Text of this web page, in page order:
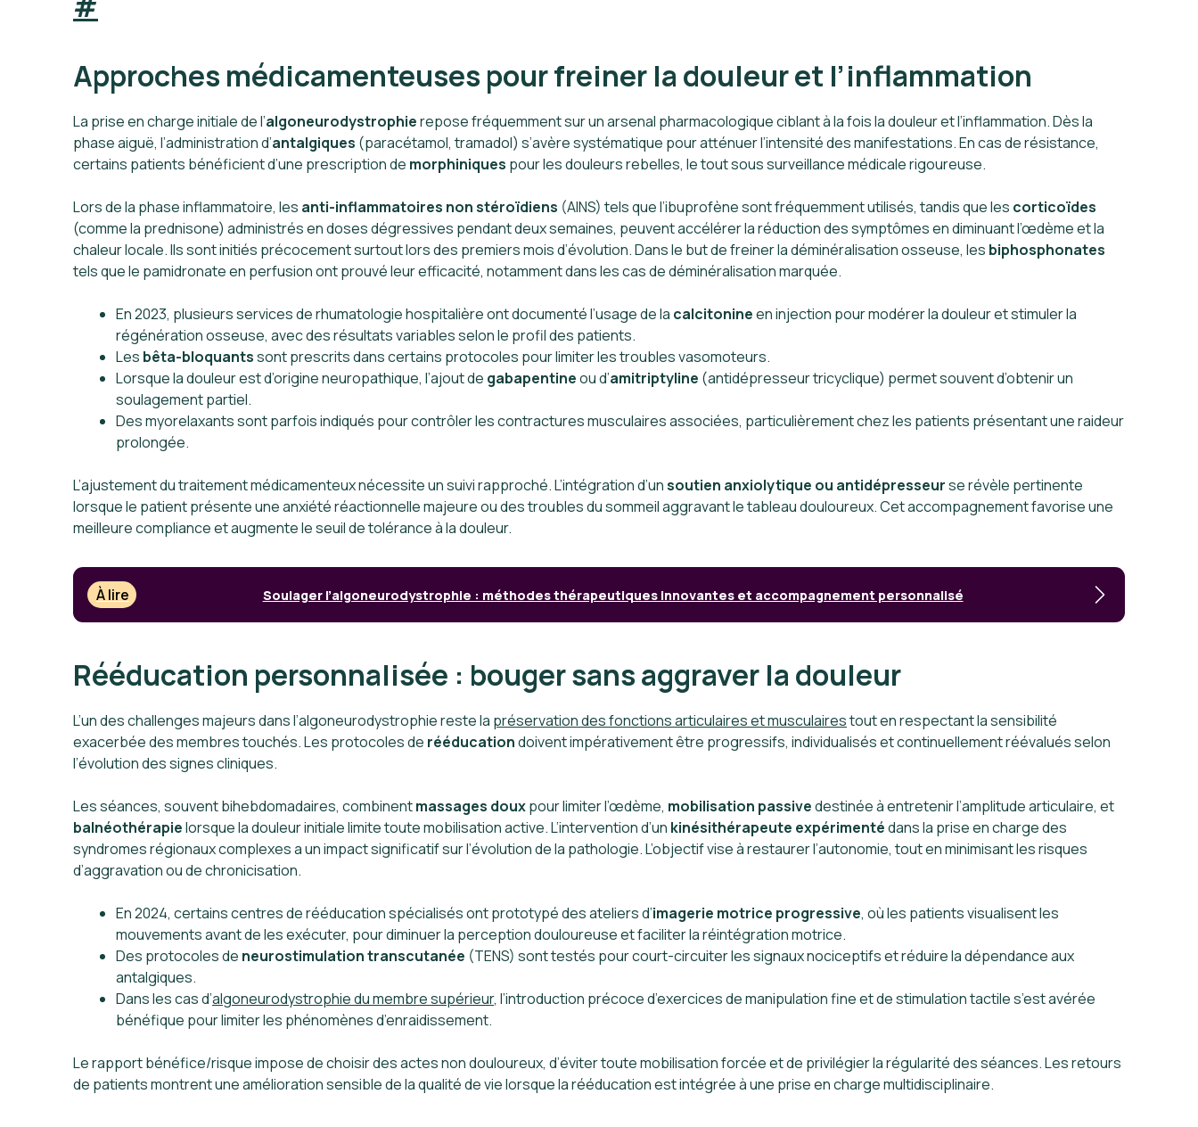
Approches médicamenteuses pour freiner la douleur et l’inflammation
La prise en charge initiale de l’algoneurodystrophierepose fréquemment sur un arsenal pharmacologique ciblant à la fois la douleur et l’inflammation. Dès la
phase aiguë, l’administration d’antalgiques (paracétamol, tramadol) s’avère systématique pour atténuer l’intensité des manifestations. En cas de résistance,
certains patients bénéficient d’une prescription de morphiniques pour les douleurs rebelles, le tout sous surveillance médicale rigoureuse.
Lors de la phase inflammatoire, les anti-inflammatoires non stéroïdiens (AINS) tels que l’ibuprofène sont fréquemment utilisés, tandis que les corticoïdes
(comme la prednisone) administrés en doses dégressives pendant deux semaines, peuvent accélérer la réduction des symptômes en diminuant l’œdème et la
chaleur locale. Ils sont initiés précocement surtout lors des premiers mois d’évolution. Dans le but de freiner la déminéralisation osseuse, les biphosphonates
tels que le pamidronate en perfusion ont prouvé leur efficacité, notamment dans les cas de déminéralisation marquée.
En 2023, plusieurs services de rhumatologie hospitalière ont documenté l’usage de la calcitonineen injection pour modérer la douleur et stimuler la
régénération osseuse, avec des résultats variables selon le profil des patients.
Les bêta-bloquantssont prescrits dans certains protocoles pour limiter les troubles vasomoteurs.
Lorsque la douleur est d’origine neuropathique, l’ajout de gabapentineou d’amitriptyline (antidépresseur tricyclique) permet souvent d’obtenir un
soulagement partiel.
Des myorelaxants sont parfois indiqués pour contrôler les contractures musculaires associées, particulièrement chez les patients présentant une raideur
prolongée.
L’ajustement du traitement médicamenteux nécessite un suivi rapproché. L’intégration d’unsoutien anxiolytique ou antidépresseurse révèle pertinente
lorsque le patient présente une anxiété réactionnelle majeure ou des troubles du sommeil aggravant le tableau douloureux. Cet accompagnement favorise une
meilleure compliance et augmente le seuil de tolérance à la douleur.
À lire Soulager l’algoneurodystrophie : méthodes thérapeutiques innovantes et accompagnement personnalisé
Rééducation personnalisée : bouger sans aggraver la douleur
L’un des challenges majeurs dans l’algoneurodystrophie reste la préservation des fonctions articulaires et musculairestout en respectant la sensibilité
exacerbée des membres touchés. Les protocoles de rééducationdoivent impérativement être progressifs, individualisés et continuellement réévalués selon
l’évolution des signes cliniques.
Les séances, souvent bihebdomadaires, combinentmassages douxpour limiter l’œdème, mobilisation passivedestinée à entretenir l’amplitude articulaire, et
balnéothérapielorsque la douleur initiale limite toute mobilisation active. L’intervention d’un kinésithérapeute expérimentédans la prise en charge des
syndromes régionaux complexes a un impact significatif sur l’évolution de la pathologie. L’objectif vise à restaurer l’autonomie, tout en minimisant les risques
d’aggravation ou de chronicisation.
En 2024, certains centres de rééducation spécialisés ont prototypé des ateliers d’imagerie motrice progressive, où les patients visualisent les
mouvements avant de les exécuter, pour diminuer la perception douloureuse et faciliter la réintégration motrice.
Des protocoles de neurostimulation transcutanée (TENS) sont testés pour court-circuiter les signaux nociceptifs et réduire la dépendance aux
antalgiques.
Dans les cas d’algoneurodystrophie du membre supérieur, l’introduction précoce d’exercices de manipulation fine et de stimulation tactile s’est avérée
bénéfique pour limiter les phénomènes d’enraidissement.
Le rapport bénéfice/risque impose de choisir des actes non douloureux, d’éviter toute mobilisation forcée et de privilégier la régularité des séances. Les retours
de patients montrent une amélioration sensible de la qualité de vie lorsque la rééducation est intégrée à une prise en charge multidisciplinaire.